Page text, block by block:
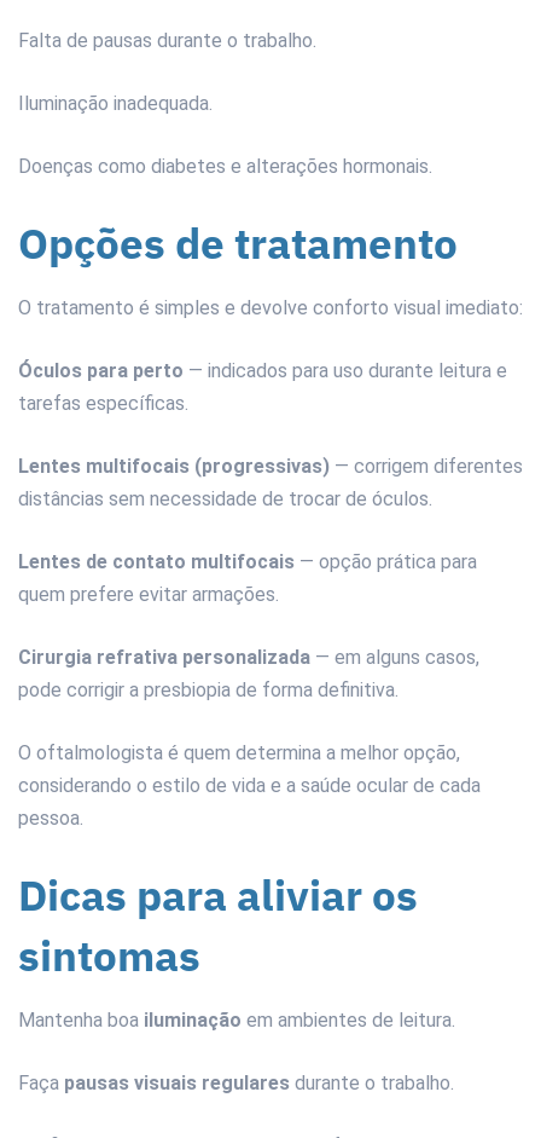
Falta de pausas durante o trabalho.
Iluminação inadequada.
Doenças como diabetes e alterações hormonais.
Opções de tratamento
O tratamento é simples e devolve conforto visual imediato:
Óculos para perto — indicados para uso durante leitura e
tarefas específicas.
Lentes multifocais (progressivas) — corrigem diferentes
distâncias sem necessidade de trocar de óculos.
Lentes de contato multifocais — opção prática para
quem prefere evitar armações.
Cirurgia refrativa personalizada — em alguns casos,
pode corrigir a presbiopia de forma definitiva.
O oftalmologista é quem determina a melhor opção,
considerando o estilo de vida e a saúde ocular de cada
pessoa.
Dicas para aliviar os
sintomas
Mantenha boa iluminação em ambientes de leitura.
Faça pausas visuais regulares durante o trabalho.